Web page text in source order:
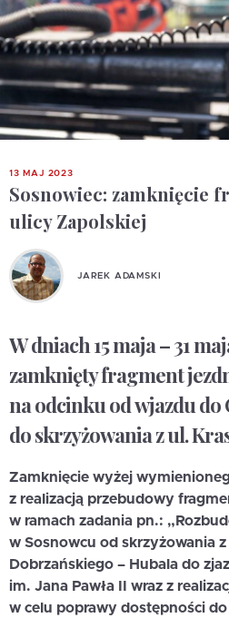
13 MAJ 2023
Sosnowiec: zamknięcie
ulicy Zapolskiej
JAREK ADAMSKI
W dniach 15 maja – 31
zamknięty fragment
na odcinku od wjazdu
do skrzyżowania z ul.
Zamknięcie wyżej
z realizacją przebudowy
w ramach zadania pn.:
w Sosnowcu od skrzyżowania z
Dobrzańskiego – Hubala do
im. Jana Pawła II wraz z
w celu poprawy dostępności